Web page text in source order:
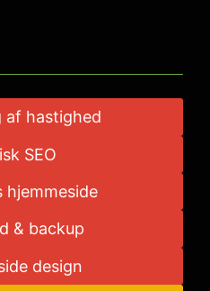
af hastighed
SEO
hjemmeside
& backup
design